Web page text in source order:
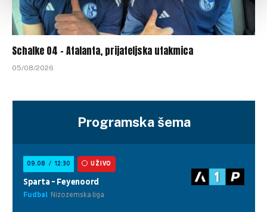
Schalke 04 – Atalanta, prijateljska utakmica
05/08/2026
Programska šema